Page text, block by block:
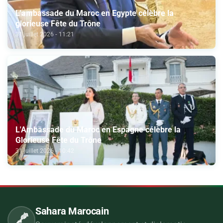
L'ambassade du Maroc en Egypte célèbre la
glorieuse Fête du Trône
31 juillet 2026 - 11:21
L'Ambassade du Maroc en Espagne célèbre la
Glorieuse Fête du Trône
31 juillet 2026 - 10:42
Sahara Marocain